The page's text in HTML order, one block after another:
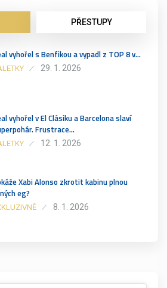
PŘESTUPY
vyhořel s Benfikou a vypadl z TOP 8 v…
29. 1. 2026
vyhořel v El Clásiku a Barcelona slaví
Frustrace…
12. 1. 2026
Xabi Alonso zkrotit kabinu plnou
eg?
8. 1. 2026